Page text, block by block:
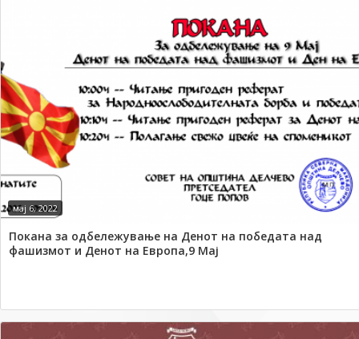
мај 6, 2022
Покана за одбележување на Денот на победата над
фашизмот и Денот на Европа,9 Мај